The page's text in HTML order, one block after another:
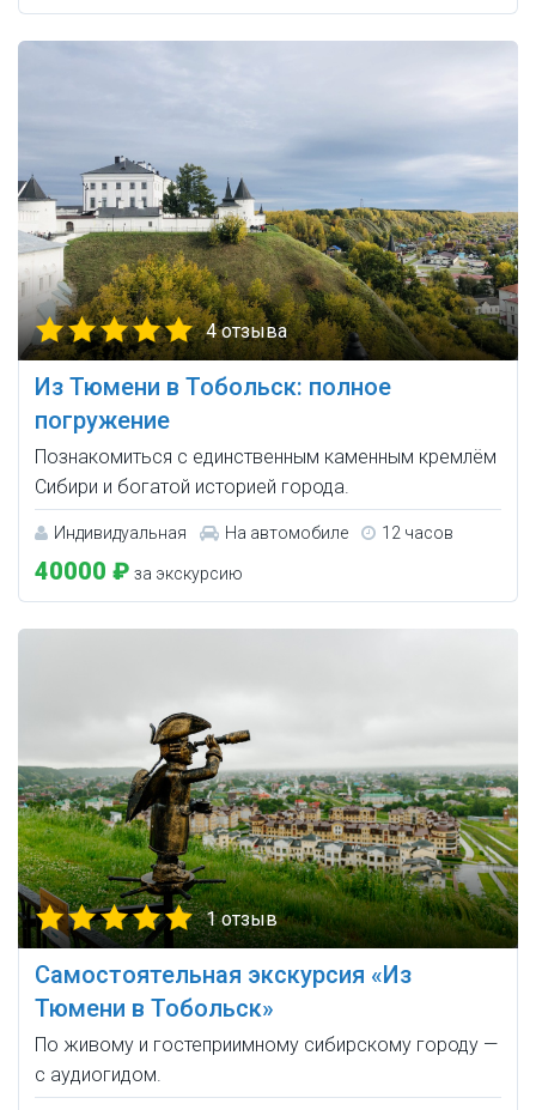
4 отзыва
Из Тюмени в Тобольск: полное
погружение
Познакомиться с единственным каменным кремлём
Сибири и богатой историей города.
Индивидуальная На автомобиле 12 часов
40000 ₽ за экскурсию
1 отзыв
Самостоятельная экскурсия «Из
Тюмени в Тобольск»
По живому и гостеприимному сибирскому городу —
с аудиогидом.